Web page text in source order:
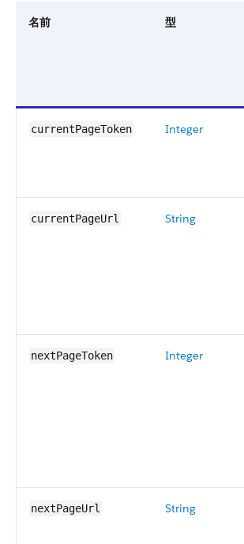
名前 型
currentPageToken Integer
currentPageUrl String
nextPageToken Integer
nextPageUrl String